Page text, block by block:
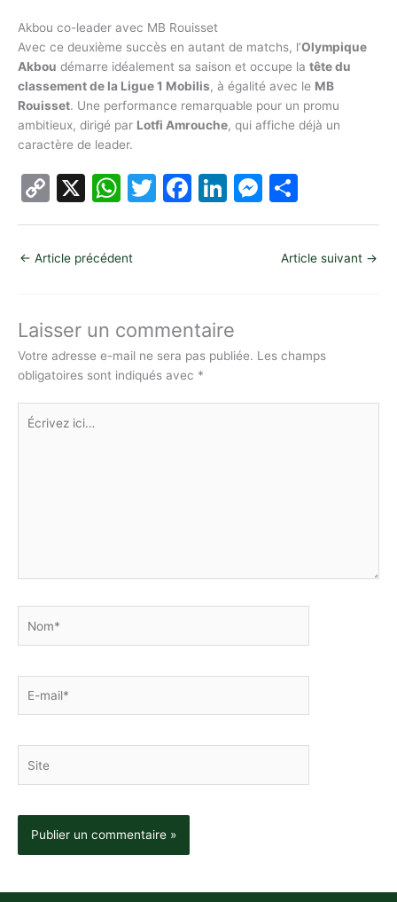
Akbou co-leader avec MB Rouisset
Avec ce deuxième succès en autant de matchs, l’Olympique
Akbou démarre idéalement sa saison et occupe la tête du
classement de la Ligue 1 Mobilis, à égalité avec le MB
Rouisset. Une performance remarquable pour un promu
ambitieux, dirigé par Lotfi Amrouche, qui affiche déjà un
caractère de leader.
C
o
p
y
n
k
X
W
h
s
p
p
T
w
F
a
o
o
k
Li
n
n
M
e
g
ar
ta
g
← Article précédent Article suivant →
Laisser un commentaire
Votre adresse e-mail ne sera pas publiée. Les champs
obligatoires sont indiqués avec *
Écrivez
ici…
mail*